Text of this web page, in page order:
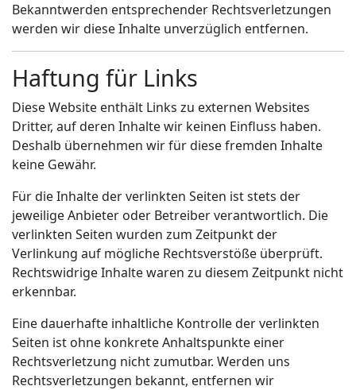
Bekanntwerden entsprechender Rechtsverletzungen
werden wir diese Inhalte unverzüglich entfernen.
Haftung für Links
Diese Website enthält Links zu externen Websites
Dritter, auf deren Inhalte wir keinen Einfluss haben.
Deshalb übernehmen wir für diese fremden Inhalte
keine Gewähr.
Für die Inhalte der verlinkten Seiten ist stets der
jeweilige Anbieter oder Betreiber verantwortlich. Die
verlinkten Seiten wurden zum Zeitpunkt der
Verlinkung auf mögliche Rechtsverstöße überprüft.
Rechtswidrige Inhalte waren zu diesem Zeitpunkt nicht
erkennbar.
Eine dauerhafte inhaltliche Kontrolle der verlinkten
Seiten ist ohne konkrete Anhaltspunkte einer
Rechtsverletzung nicht zumutbar. Werden uns
Rechtsverletzungen bekannt, entfernen wir